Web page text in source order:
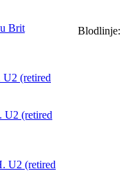
Brit
(retired
U2 (retired
U2 (retired
Blodlinje: